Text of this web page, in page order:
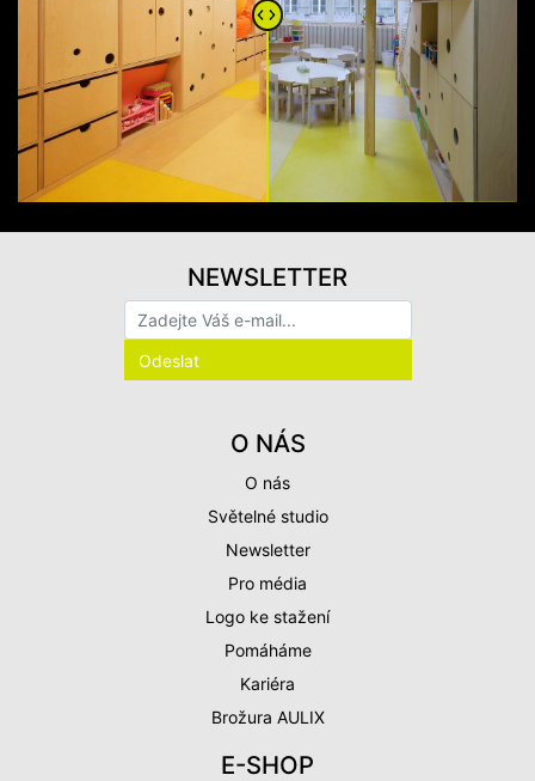
O NÁS
O nás
Světelné studio
Newsletter
Pro média
Logo ke stažení
Pomáháme
Kariéra
Brožura AULIX
E-SHOP
NEWSLETTER